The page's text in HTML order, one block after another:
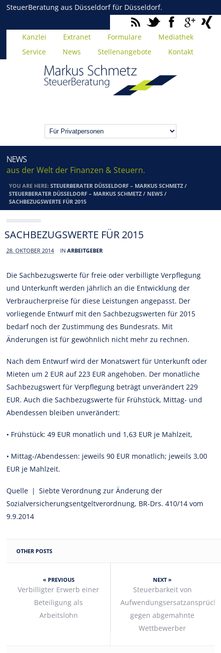
SteuerBeratung aus Düsseldorf für Düsseldorf.
Kanzlei Extranet Formulare
Mediathek
Service
News Stellenangebote Kontakt
NEWS
aus der Welt der Finanzen & Steuern.
YOU ARE HERE:STEUERBERATER DÜSSELDORF – MARKUS SCHMETZ /
STEUERBERATER DÜSSELDORF – MARKUS SCHMETZ / NEWS /
SACHBEZUGSWERTE FÜR 2015
SACHBEZUGSWERTE FÜR 2015
28. OKTOBER 2014 INARBEITGEBER
Die Sachbezugswerte für freie oder verbilligte Verpflegung
und Unterkunft werden jährlich an die Entwicklung der
Verbraucherpreise für diese Leistungen angepasst. Der
vorliegende Entwurf mit den Sachbezugswerten für 2015
bedarf noch der Zustimmung des Bundesrats. Mit
Änderungen ist für gewöhnlich nicht mehr zu rechnen.
Nach dem Entwurf wird der Monatswert für Unterkunft oder
Mieten um 2 EUR auf 223 EUR angehoben. Der monatliche
Sachbezugswert für Verpflegung beträgt unverändert 229
EUR. Auch die Sachbezugswerte für Frühstück, Mittag- und
Abendessen bleiben unverändert:
• Frühstück: 49 EUR monatlich und 1,63 EUR je Mahlzeit,
• Mittag-/Abendessen: jeweils 90 EUR monatlich; jeweils 3,00
EUR je Mahlzeit.
Quelle | Siebte Verordnung zur Änderung der
Sozialversicherungsentgeltverordnung, BR-Drs. 410/14 vom
9.9.2014
OTHER POSTS
« PREVIOUS
Verbilligter Erwerb einer
Beteiligung als
Arbeitslohn
NEXT »
Steuerbarkeit von
gegen abgemahnte
Wettbewerber